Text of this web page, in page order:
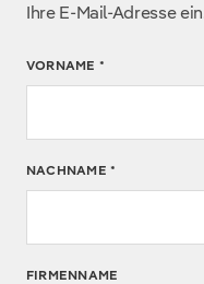
Ihre E-Mail-Adresse
VORNAME *
NACHNAME *
FIRMENNAME